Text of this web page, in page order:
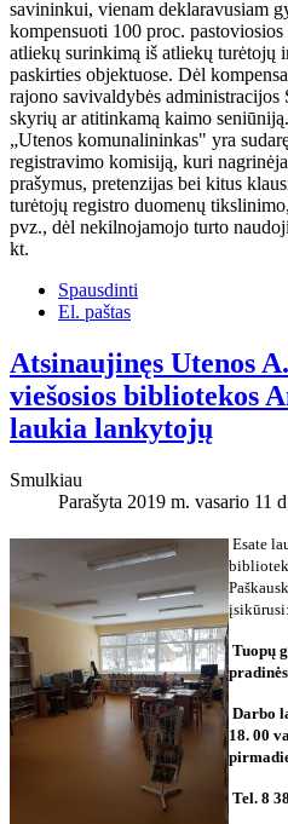
savininkui, vienam deklaravusiam
kompensuoti 100 proc.
atliekų surinkimą iš atliekų turėtojų
paskirties objektuose. Dėl
rajono savivaldybės
skyrių ar atitinkamą kaimo
„Utenos komunalininkas" yra
registravimo komisiją, kuri
prašymus, pretenzijas bei kitus
turėtojų registro duomenų
pvz., dėl nekilnojamojo turto
kt.
Spausdinti
El. paštas
Atsinaujinęs Utenos
viešosios bibliotekos
laukia lankytojų
Smulkiau
Parašyta 2019 m. vasario 11
Esate
įsikūrusi:
Tuopų
Darbo
18. 00
Tel. 8